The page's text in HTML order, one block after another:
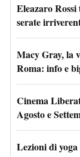
Eleazaro
serate
Macy Gray, la
Roma: info e
Cinema
Agosto e
Lezioni di